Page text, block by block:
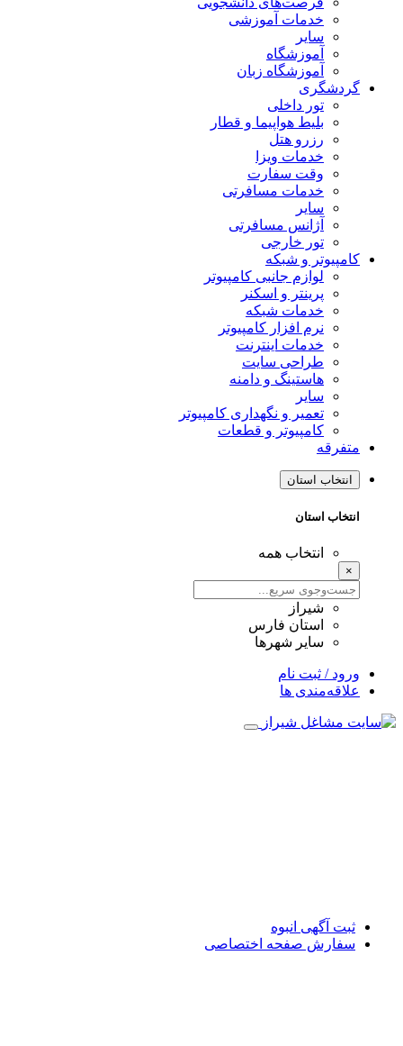
خدمات آموزشی
سایر
آموزشگاه
آموزشگاه زبان
گردشگری
تور داخلی
بلیط هواپیما و قطار
رزرو هتل
خدمات ویزا
وقت سفارت
خدمات مسافرتی
سایر
آژانس مسافرتی
تور خارجی
کامپیوتر و شبکه
لوازم جانبی کامپیوتر
پرینتر و اسکنر
خدمات شبکه
نرم افزار کامپیوتر
خدمات اینترنت
طراحی سایت
هاستینگ و دامنه
سایر
تعمیر و نگهداری کامپیوتر
کامپیوتر و قطعات
متفرقه
انتخاب استان
انتخاب استان
انتخاب همه
×
شیراز
استان فارس
سایر شهرها
ورود / ثبت نام
علاقه‌مندی ها
ثبت آگهی انبوه
سفارش صفحه اختصاصی